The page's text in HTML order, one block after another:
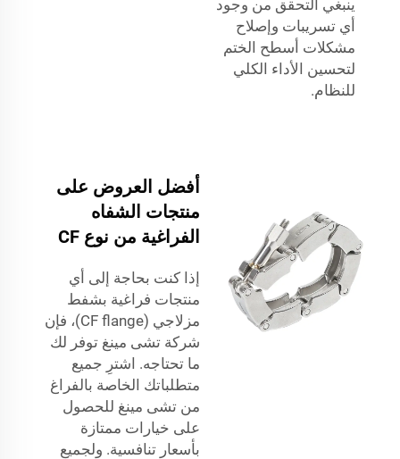
ينبغي التحقق من وجود
أي تسريبات وإصلاح
مشكلات أسطح الختم
لتحسين الأداء الكلي
للنظام.
أفضل العروض على
منتجات الشفاه
الفراغية من نوع CF
إذا كنت بحاجة إلى أي
منتجات فراغية بشفط
مزلاجي (CF flange)، فإن
شركة تشى مينغ توفر لك
ما تحتاجه. اشترِ جميع
متطلباتك الخاصة بالفراغ
من تشى مينغ للحصول
على خيارات ممتازة
بأسعار تنافسية. ولجميع